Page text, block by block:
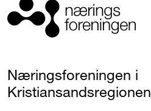
Næringsforeningen i
Kristiansandsregionen